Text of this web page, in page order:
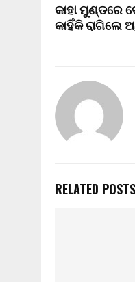
କାହା ମୁଣ୍ଡରେ
କାହିଁକି ରାଗିଲେ
RELATED POSTS